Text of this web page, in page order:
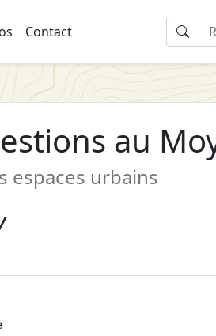
Contact
au
espaces urbains